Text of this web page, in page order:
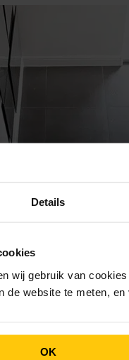
Details
wij gebruik van
de website te meten,
OK